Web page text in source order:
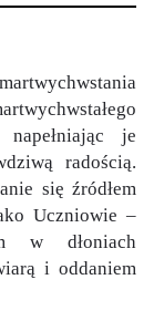
napełniając je
radością.
się źródłem
Uczniowie –
w dłoniach
i oddaniem